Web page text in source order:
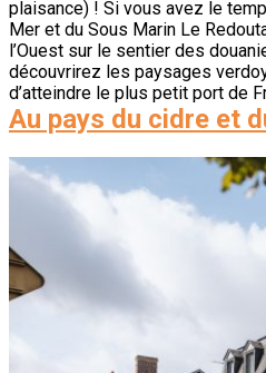
plaisance) ! Si vous avez le
Mer et du Sous Marin Le
l’Ouest sur le sentier des
découvrirez les paysages
d’atteindre le plus petit port de
Au pays du cidre et